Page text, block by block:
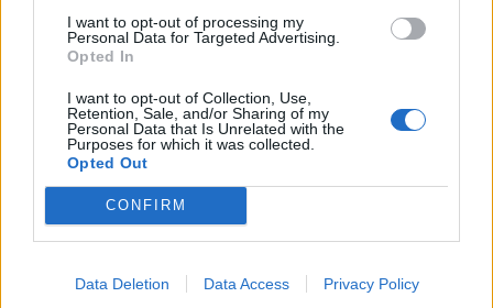
I want to opt-out of processing my
Personal Data for Targeted Advertising.
Opted In
I want to opt-out of Collection, Use,
Retention, Sale, and/or Sharing of my
Personal Data that Is Unrelated with the
Purposes for which it was collected.
Opted Out
CONFIRM
Data Deletion Data Access Privacy Policy
Matkailu
Koti & Asuminen
Viihdeuutiset
StaraTV
Pelit
Elokuvat
Some
Facebook